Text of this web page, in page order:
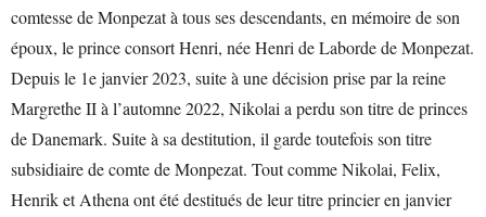
comtesse de Monpezat à tous ses descendants, en mémoire de son
époux, le prince consort Henri, née Henri de Laborde de Monpezat.
Depuis le 1e janvier 2023, suite à une décision prise par la reine
Margrethe II à l’automne 2022, Nikolai a perdu son titre de princes
de Danemark. Suite à sa destitution, il garde toutefois son titre
subsidiaire de comte de Monpezat. Tout comme Nikolai, Felix,
Henrik et Athena ont été destitués de leur titre princier en janvier